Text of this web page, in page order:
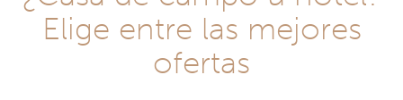
Elige entre las mejores
ofertas